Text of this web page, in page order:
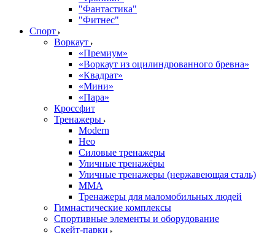
"Фантастика"
"Фитнес"
Спорт
Воркаут
«Премиум»
«Воркаут из оцилиндрованного бревна»
«Квадрат»
«Мини»
«Пара»
Кроссфит
Тренажеры
Modern
Нео
Силовые тренажеры
Уличные тренажёры
Уличные тренажеры (нержавеющая сталь)
ММА
Тренажеры для маломобильных людей
Гимнастические комплексы
Спортивные элементы и оборудование
Скейт-парки